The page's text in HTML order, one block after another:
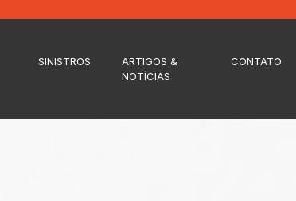
SINISTROS
ARTIGOS &
NOTÍCIAS
CONTATO